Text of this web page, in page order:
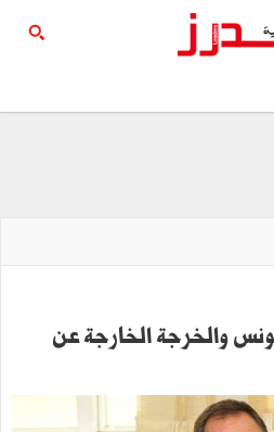
والخرجة الخارجة عن